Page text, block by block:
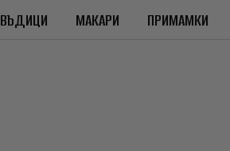
ВЪДИЦИ МАКАРИ ПРИМАМКИ